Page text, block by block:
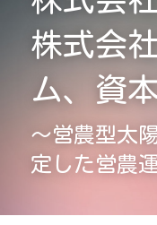
ご縁の深い会社様
お知らせ・イベ
お問い合わせ
株式会
ム、資
～営農型太
定した営農